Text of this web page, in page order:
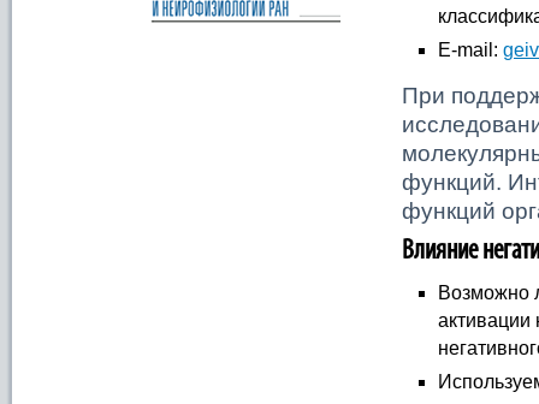
E-mail:
При
функций.
функций
Влияние
Возможно
активации